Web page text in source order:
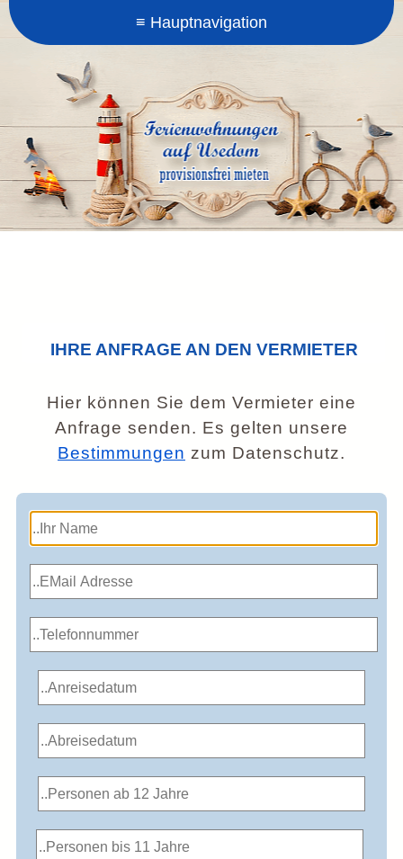
IHRE ANFRAGE AN DEN VERMIETER
Hier können Sie dem Vermieter eine
Anfrage senden. Es gelten unsere
Bestimmungen zum Datenschutz.